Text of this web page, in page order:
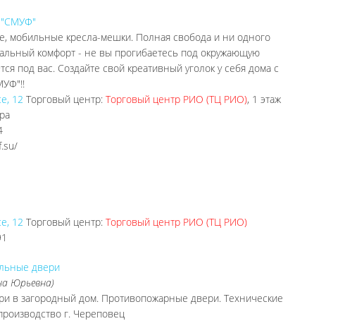
"СМУФ"
мобильные кресла-мешки. Полная свобода и ни одного
комфорт - не вы прогибаетесь под окружающую
под вас. Создайте свой креативный уголок у себя дома с
12 Торговый центр: Торговый центр РИО (ТЦ РИО), 1 этаж
12 Торговый центр: Торговый центр РИО (ТЦ РИО)
двери
Юрьевна)
в загородный дом. Противопожарные двери. Технические
г. Череповец